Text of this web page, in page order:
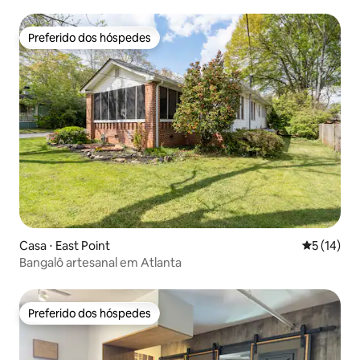
Preferido dos hóspedes
Preferido dos hóspedes
Casa ⋅ East Point 5 de uma
5 (14)
Bangalô artesanal em Atlanta
Preferido dos hóspedes
Preferido dos hóspedes